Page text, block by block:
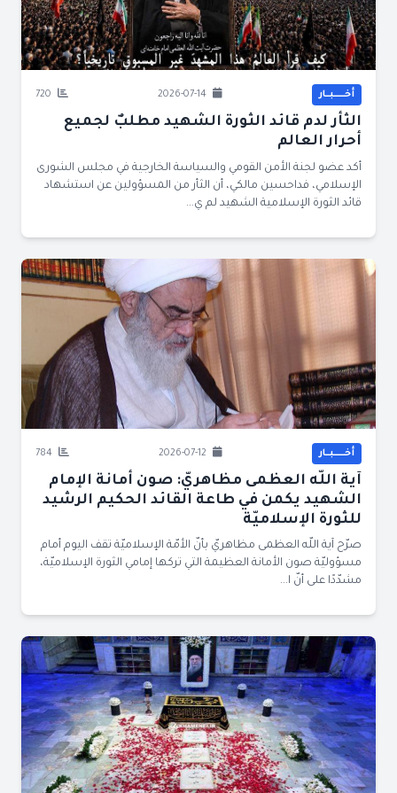
أخــــــبــار
الثأر لدم قائد الثورة الشهيد مطلبٌ لجميع
أحرار العالم
أكد عضو لجنة الأمن القومي والسياسة الخارجية في مجلس الشورى
الإسلامي، فداحسين مالكي، أن الثأر من المسؤولين عن استشهاد
قائد الثورة الإسلامية الشهيد لم ي...
أخــــــبــار
آية اللّه العظمى مظاهريّ: صون أمانة الإمام
الشهيد يكمن في طاعة القائد الحكيم الرشيد
للثورة الإسلاميّة
صرّح آية اللّه العظمى مظاهريّ بأنّ الأمّة الإسلاميّة تقف اليوم أمام
مسؤوليّة صون الأمانة العظيمة التي تركها إمامي الثورة الإسلاميّة،
مشدّدًا على أنّ ا...